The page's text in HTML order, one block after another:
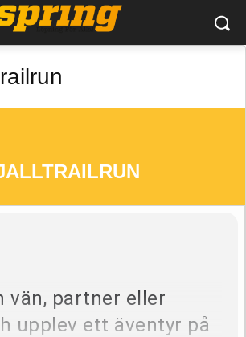
vän, partner eller
upplev ett äventyr på